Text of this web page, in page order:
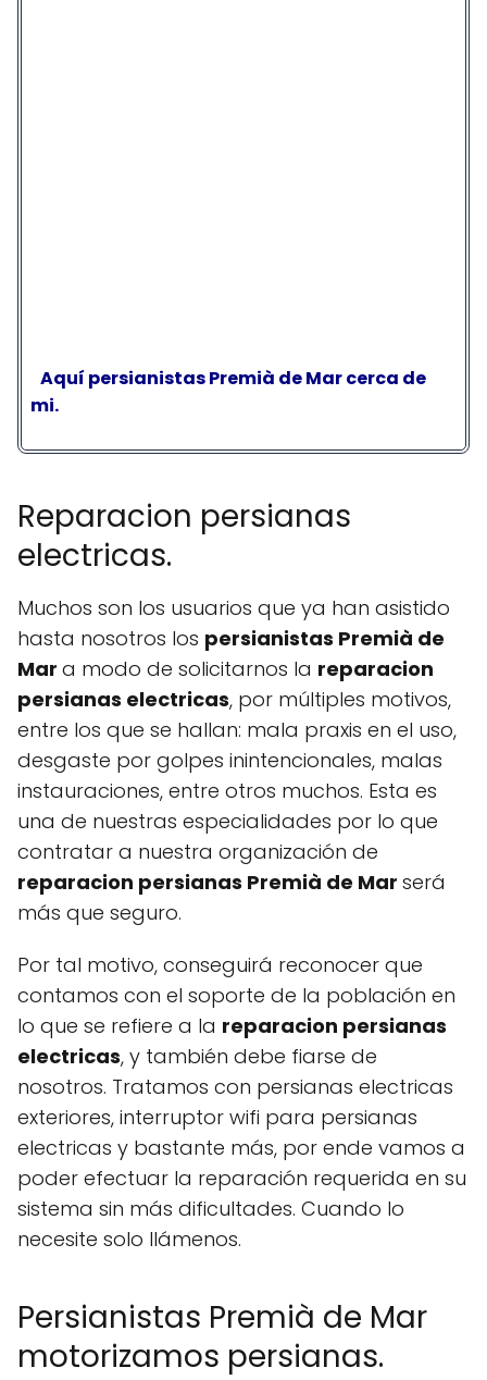
Aquí persianistas Premià de Mar cerca de
mi.
Reparacion persianas
electricas.
Muchos son los usuarios que ya han asistido
hasta nosotros los persianistas Premià de
Mar a modo de solicitarnos la reparacion
persianas electricas, por múltiples motivos,
entre los que se hallan: mala praxis en el uso,
desgaste por golpes inintencionales, malas
instauraciones, entre otros muchos. Esta es
una de nuestras especialidades por lo que
contratar a nuestra organización de
reparacion persianas Premià de Mar será
más que seguro.
Por tal motivo, conseguirá reconocer que
contamos con el soporte de la población en
lo que se refiere a la reparacion persianas
electricas, y también debe fiarse de
nosotros. Tratamos con persianas electricas
exteriores, interruptor wifi para persianas
electricas y bastante más, por ende vamos a
poder efectuar la reparación requerida en su
sistema sin más dificultades. Cuando lo
necesite solo llámenos.
Persianistas Premià de Mar
motorizamos persianas.